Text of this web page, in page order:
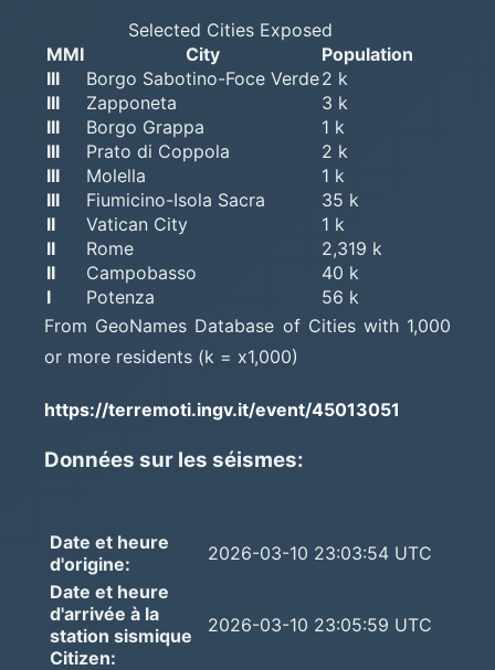
Selected Cities Exposed
MMI
City
Population
III
Borgo Sabotino-Foce Verde2 k
III
Zapponeta
3 k
III
Borgo Grappa
1 k
III
Prato di Coppola
2 k
III
Molella
1 k
III
Fiumicino-Isola Sacra
35 k
II
Vatican City
1 k
II
Rome
2,319 k
II
Campobasso
40 k
I
Potenza
56 k
From GeoNames Database of Cities with 1,000
or more residents (k = x1,000)
https://terremoti.ingv.it/event/45013051
Données sur les séismes:
Date et heure
d'origine:
2026-03-10 23:03:54 UTC
Date et heure
d'arrivée à la
station sismique
Citizen:
2026-03-10 23:05:59 UTC